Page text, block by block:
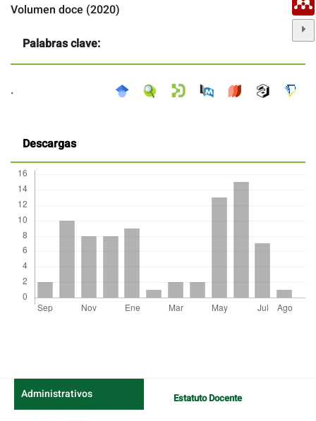
Volumen doce (2020)
Palabras clave:
.
Descargas
Administrativos Estatuto Docente